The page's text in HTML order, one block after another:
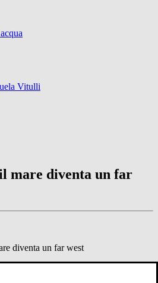
Vitulli
mare diventa un far
diventa un far west